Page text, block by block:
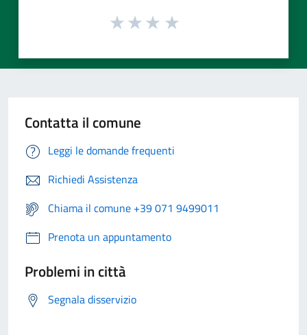
Contatta il comune
Leggi le domande frequenti
Richiedi Assistenza
Chiama il comune +39 071 9499011
Prenota un appuntamento
Problemi in città
Segnala disservizio